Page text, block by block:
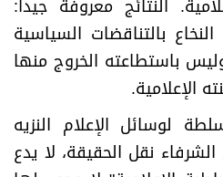
النتائج معروفة جيدا:
بالتناقضات السياسية
باستطاعته الخروج منها
الإعلامية.
لوسائل الإعلام النزيه
نقل الحقيقة، لا يدع